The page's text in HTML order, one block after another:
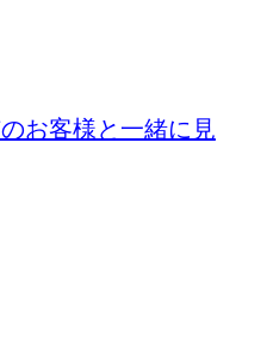
お客様と一緒に見